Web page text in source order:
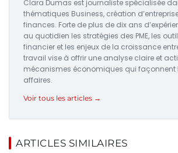
Clara Dumas est journaliste spécialisée
thématiques Business, création
finances. Forte de plus de dix ans
au quotidien les stratégies des PME, les
financier et les enjeux de la croissance
travail vise à offrir une analyse claire et
mécanismes économiques qui façonnent
affaires.
Voir tous les articles →
ARTICLES SIMILAIRES